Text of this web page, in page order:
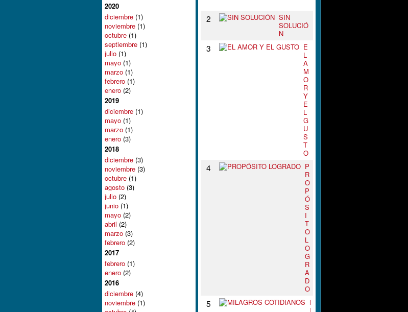
2020
diciembre (1)
noviembre (1)
octubre (1)
septiembre (1)
julio (1)
mayo (1)
marzo (1)
febrero (1)
enero (2)
2019
diciembre (1)
mayo (1)
marzo (1)
enero (3)
2018
diciembre (3)
noviembre (3)
octubre (1)
agosto (3)
julio (2)
junio (1)
mayo (2)
abril (2)
marzo (3)
febrero (2)
2017
febrero (1)
enero (2)
2016
diciembre (4)
noviembre (1)
2
SIN
SOLUCIÓ
N
3
E
L
A
M
O
R
Y
E
L
G
U
S
T
O
4
P
R
O
P
Ó
S
I
T
O
L
O
G
R
A
D
O
5
M
I